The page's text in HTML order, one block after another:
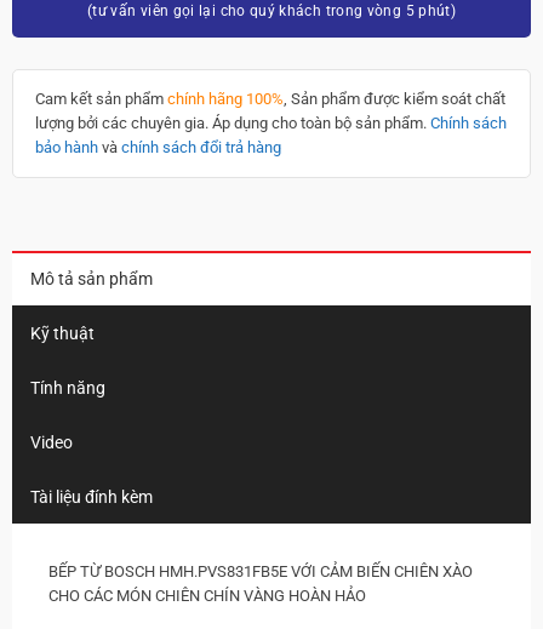
(tư vấn viên gọi lại cho quý khách trong vòng 5 phút)
Cam kết sản phẩm chính hãng 100% , Sản phẩm được kiểm soát chất
lượng bởi các chuyên gia. Áp dụng cho toàn bộ sản phẩm. Chính sách
bảo hành và chính sách đổi trả hàng
Mô tả sản phẩm
Kỹ thuật
Tính năng
Video
Tài liệu đính kèm
BẾP TỪ BOSCH HMH.PVS831FB5E VỚI CẢM BIẾN CHIÊN XÀO
CHO CÁC MÓN CHIÊN CHÍN VÀNG HOÀN HẢO